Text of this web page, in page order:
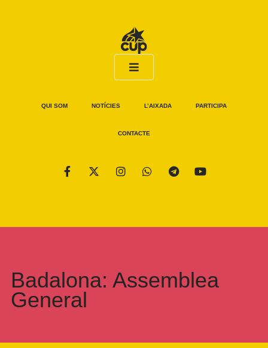
QUI SOM NOTÍCIES L’AIXADA PARTICIPA
CONTACTE
Badalona: Assemblea
General